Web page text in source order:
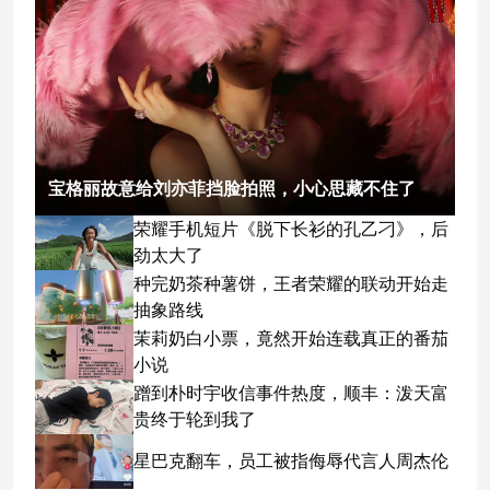
宝格丽故意给刘亦菲挡脸拍照，小心思藏不住了
荣耀手机短片《脱下长衫的孔乙刁》，后
劲太大了
种完奶茶种薯饼，王者荣耀的联动开始走
抽象路线
茉莉奶白小票，竟然开始连载真正的番茄
小说
蹭到朴时宇收信事件热度，顺丰：泼天富
贵终于轮到我了
星巴克翻车，员工被指侮辱代言人周杰伦